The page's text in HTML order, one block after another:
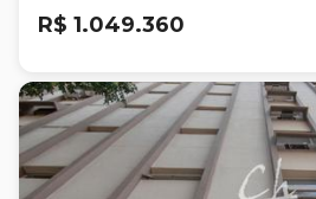
R$ 1.049.360